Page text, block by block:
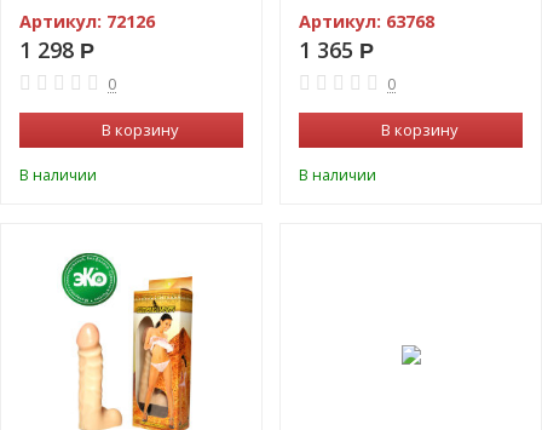
Артикул: 72126
1 298 Р
0
В корзину
В наличии
Артикул: 63768
1 365 Р
0
В корзину
В наличии